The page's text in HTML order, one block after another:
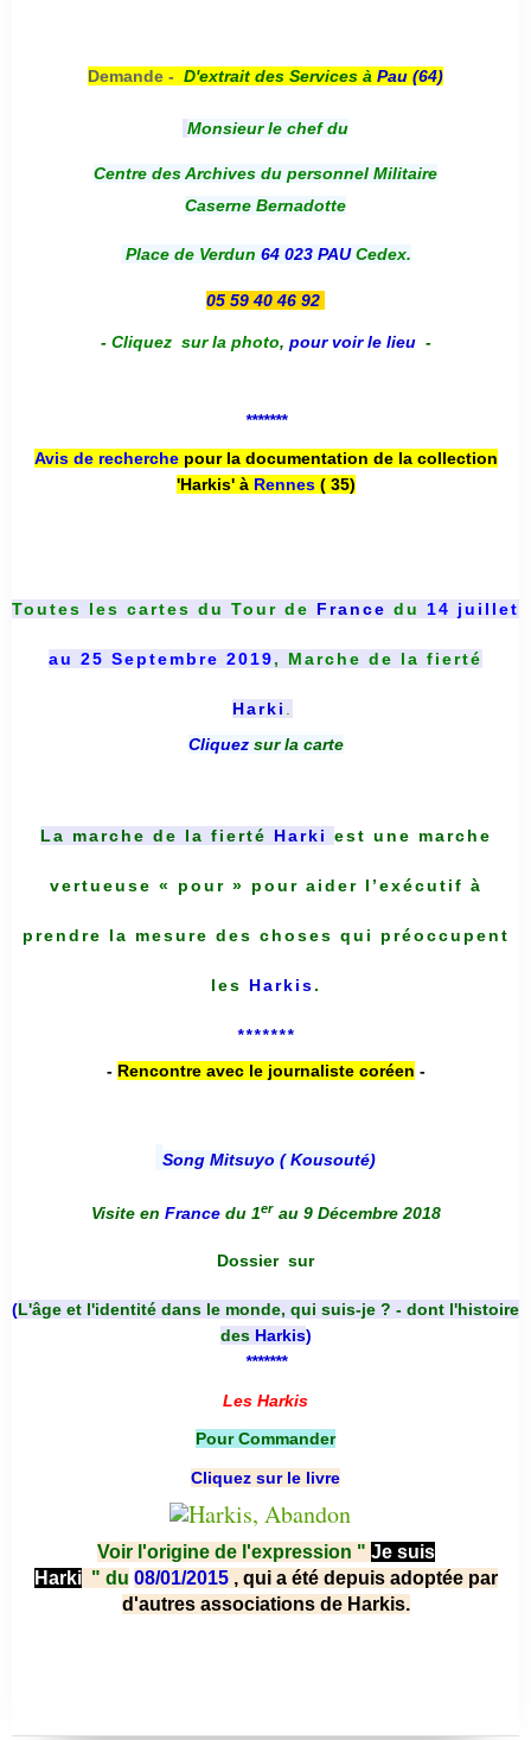
Demande - D'extrait des Services à Pau (64)
Monsieur le chef du
Centre des Archives du personnel Militaire
Caserne Bernadotte
Place de Verdun 64 023 PAUCedex.
05 59 40 46 92
- Cliquez sur la photo, pour voir le lieu -
*******
Avis de recherche pour la documentation de la collection
'Harkis' à Rennes( 35)
Toutes les cartes du Tour de France du 14 juillet
au 25 Septembre 2019, Marche de la fierté
Harki
Cliquez sur la carte
La marche de la fierté Harki est une marche
vertueuse « pour » pour aider l’exécutif à
prendre la mesure des choses qui préoccupent
les Harkis.
*******
- Rencontre avec le journaliste coréen -
Song Mitsuyo ( Kousouté)
Visite en France du 1er au 9 Décembre 2018
Dossier sur
(L'âge et l'identité dans le monde, qui suis-je ? - dont l'histoire
des Harkis)
*******
Les Harkis
Pour Commander
Cliquez sur le livre
Voir l'origine de l'expression " Je suis
Harki " du 08/01/2015 , qui a été depuis adoptée par
d'autres associations de Harkis.